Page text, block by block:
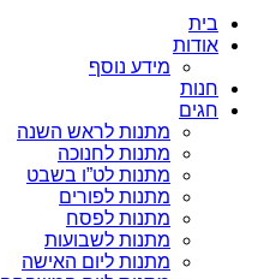
בית
אודות
מידע נוסף
חנות
חגים
מתנות לראש השנה
מתנות לחנוכה
מתנות לט”ו בשבט
מתנות לפורים
מתנות לפסח
מתנות לשבועות
מתנות ליום האישה